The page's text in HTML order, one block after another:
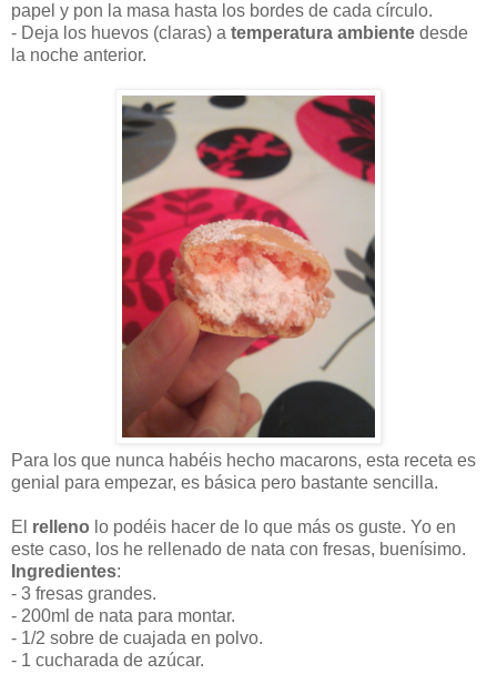
papel y pon la masa hasta los bordes de cada círculo.
- Deja los huevos (claras) a temperatura ambiente desde
la noche anterior.
Para los que nunca habéis hecho macarons, esta receta es
genial para empezar, es básica pero bastante sencilla.
El relleno lo podéis hacer de lo que más os guste. Yo en
este caso, los he rellenado de nata con fresas, buenísimo.
Ingredientes:
- 3 fresas grandes.
- 200ml de nata para montar.
- 1/2 sobre de cuajada en polvo.
- 1 cucharada de azúcar.